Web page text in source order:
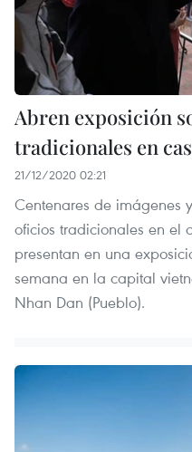
Abren exposición
tradicionales en
21/12/2020 02:21
Centenares de imágenes
oficios tradicionales en el
presentan en una
semana en la capital
Nhan Dan (Pueblo).